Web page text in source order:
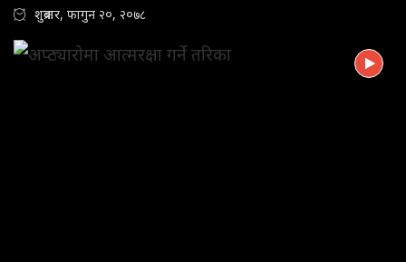
शुक्रबार, फागुन २०, २०७८